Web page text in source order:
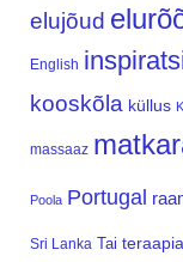
elujõud
English
kooskõla küllus
massaaz
Poola Portugal
Sri Lanka Tai